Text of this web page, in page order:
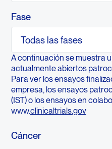
Fase
Todas las fases
A continuación se muestra
actualmente abiertos
Para ver los ensayos
empresa, los ensayos
(IST) o los ensayos en
www.clinicaltrials.gov
Cáncer